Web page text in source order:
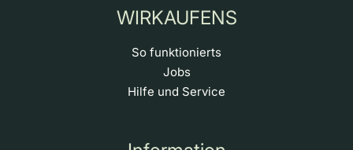
WIRKAUFENS
So funktionierts
Jobs
Hilfe und Service